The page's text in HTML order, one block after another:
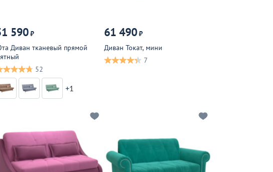
590₽
Диван тканевый прямой
52
+1
61 490₽
Диван Токат, мини
7